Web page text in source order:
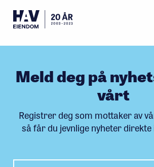
Grønlikaia
Meld deg på
vårt
Registrer deg som mottaker av
så får du jevnlige nyheter direkte